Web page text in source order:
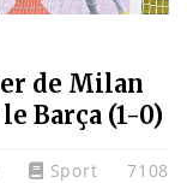
de Milan
Barça (1-0)
Sport
7108